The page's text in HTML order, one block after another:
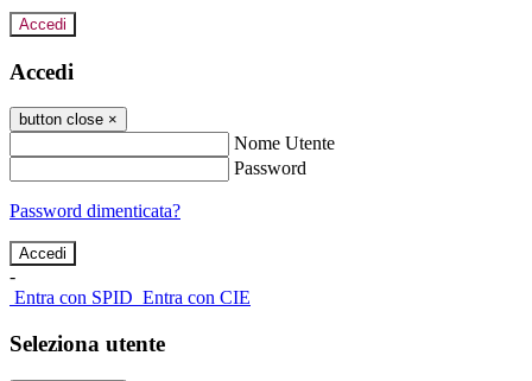
Accedi
Accedi
button close ×
Nome Utente
Password
Password dimenticata?
-
Entra con SPID Entra con CIE
Seleziona utente